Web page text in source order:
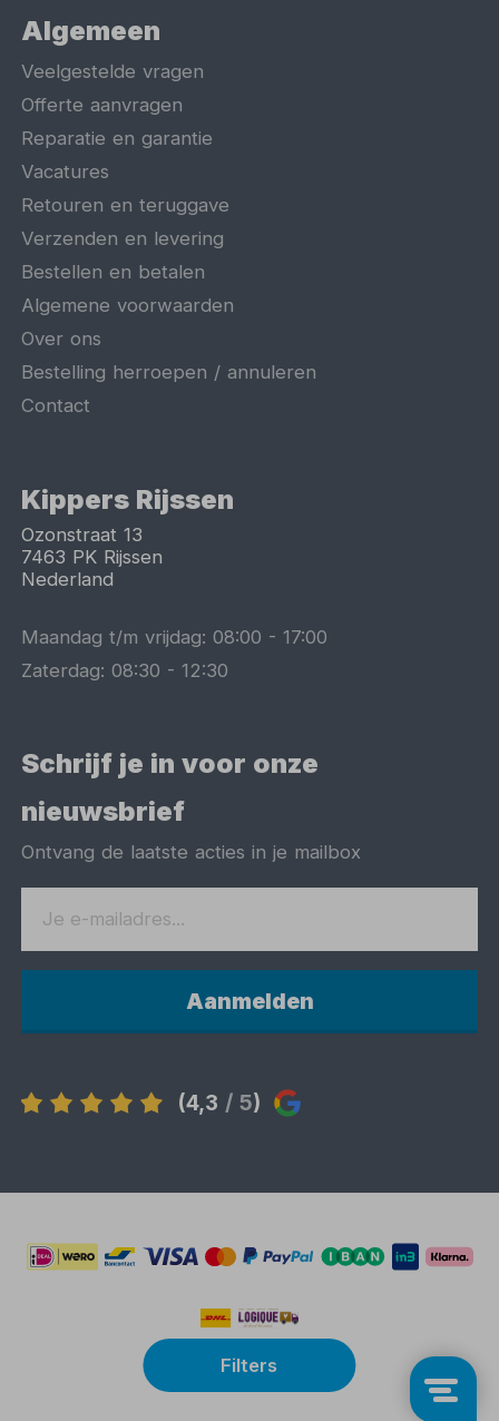
Filters
Algemeen
Veelgestelde vragen
Offerte aanvragen
Reparatie en garantie
Vacatures
Retouren en teruggave
Verzenden en levering
Bestellen en betalen
Algemene voorwaarden
Over ons
Bestelling herroepen / annuleren
Contact
Kippers Rijssen
Ozonstraat 13
7463 PK Rijssen
Nederland
Maandag t/m vrijdag:08:00 -17:00
Zaterdag:08:30 -12:30
Schrijf je in voor onze
nieuwsbrief
Ontvang de laatste acties in je mailbox
Aanmelden
(4,3 / 5)